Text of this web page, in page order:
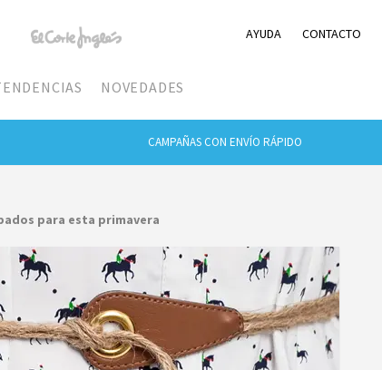
AYUDA CONTACTO
NOVEDADES
CAMPAÑAS CON ENVÍO RÁPIDO
para esta primavera